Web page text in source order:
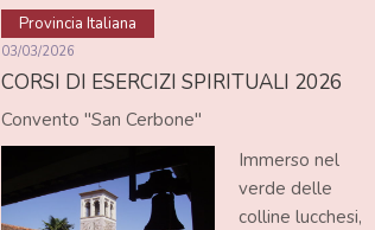
Provincia Italiana
03/03/2026
CORSI DI ESERCIZI SPIRITUALI 2026
Convento "San Cerbone"
Immerso nel
verde delle
colline lucchesi,